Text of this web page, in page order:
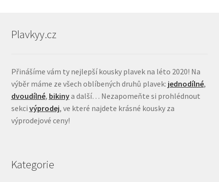
Plavkyy.cz
Přinášíme vám ty nejlepší kousky plavek na léto 2020! Na
výběr máme ze všech oblíbených druhů plavek: jednodílné,
dvoudílné, bikinya další… Nezapomeňte si prohlédnout
sekci výprodej, ve které najdete krásné kousky za
výprodejové ceny!
Kategorie